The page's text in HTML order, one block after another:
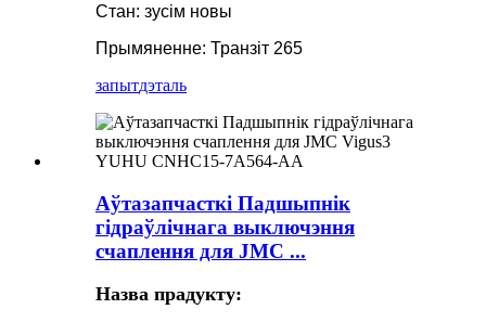
Стан: зусім новы
Прымяненне: Транзіт 265
запытдэталь
Аўтазапчасткі Падшыпнік
гідраўлічнага выключэння
счаплення для JMC ...
Назва прадукту: